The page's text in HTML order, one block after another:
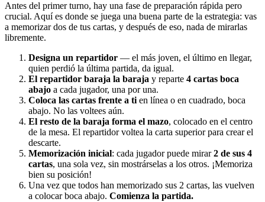
Antes del primer turno, hay una fase de preparación rápida pero
crucial. Aquí es donde se juega una buena parte de la estrategia: vas
a memorizar dos de tus cartas, y después de eso, nada de mirarlas
libremente.
Designa un repartidor — el más joven, el último en llegar,
quien perdió la última partida, da igual.
El repartidor baraja la baraja y reparte 4 cartas boca
abajo a cada jugador, una por una.
Coloca las cartas frente a ti en línea o en cuadrado, boca
abajo. No las voltees aún.
El resto de la baraja forma el mazo, colocado en el centro
de la mesa. El repartidor voltea la carta superior para crear el
descarte.
Memorización inicial: cada jugador puede mirar2 de sus 4
cartas, una sola vez, sin mostrárselas a los otros. ¡Memoriza
bien su posición!
Una vez que todos han memorizado sus 2 cartas, las vuelven
a colocar boca abajo. Comienza la partida.